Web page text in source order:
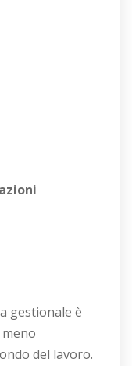
gestionale è
del lavoro.